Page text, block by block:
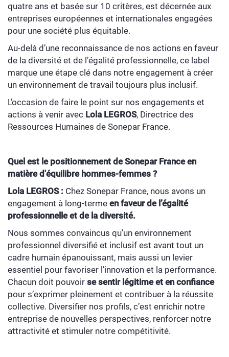
quatre ans et basée sur 10 critères, est décernée aux
entreprises européennes et internationales engagées
pour une société plus équitable.
Au-delà d’une reconnaissance de nos actions en faveur
de la diversité et de l’égalité professionnelle, ce label
marque une étape clé dans notre engagement à créer
un environnement de travail toujours plus inclusif.
L’occasion de faire le point sur nos engagements et
actions à venir avec Lola LEGROS, Directrice des
Ressources Humaines de Sonepar France.
Quel est le positionnement de Sonepar France en
matière d'équilibre hommes-femmes ?
Lola LEGROS : Chez Sonepar France, nous avons un
engagement à long-terme en faveur de l’égalité
professionnelle et de la diversité.
Nous sommes convaincus qu’un environnement
professionnel diversifié et inclusif est avant tout un
cadre humain épanouissant, mais aussi un levier
essentiel pour favoriser l’innovation et la performance.
Chacun doit pouvoir se sentir légitime et en confiance
pour s’exprimer pleinement et contribuer à la réussite
collective. Diversifier nos profils, c’est enrichir notre
entreprise de nouvelles perspectives, renforcer notre
attractivité et stimuler notre compétitivité.